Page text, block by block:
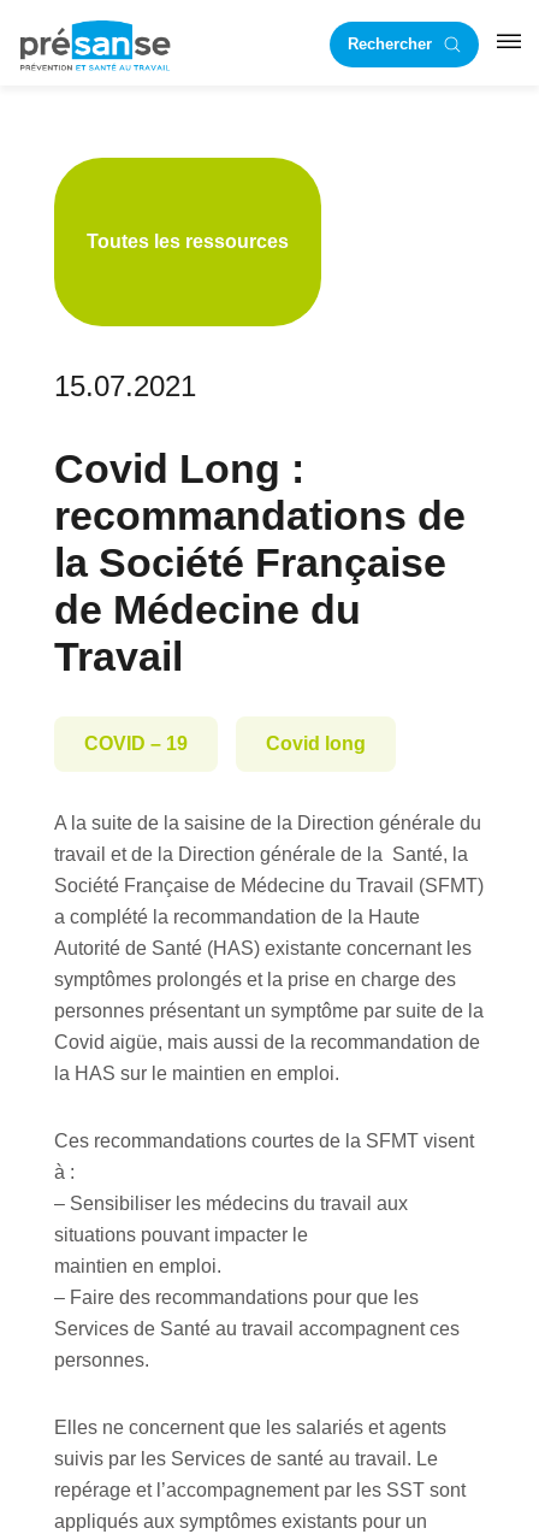
principale
RechercherRST
Toutes les ressources
15.07.2021
Covid Long :
recommandations de
la Société Française
de Médecine du
Travail
COVID – 19 Covid long
A la suite de la saisine de la Direction générale du
travail et de la Direction générale de la Santé, la
Société Française de Médecine du Travail (SFMT)
a complété la recommandation de la Haute
Autorité de Santé (HAS) existante concernant les
symptômes prolongés et la prise en charge des
personnes présentant un symptôme par suite de la
Covid aigüe, mais aussi de la recommandation de
la HAS sur le maintien en emploi.
Ces recommandations courtes de la SFMT visent
à :
– Sensibiliser les médecins du travail aux
situations pouvant impacter le
maintien en emploi.
– Faire des recommandations pour que les
Services de Santé au travail accompagnent ces
personnes.
Elles ne concernent que les salariés et agents
suivis par les Services de santé au travail. Le
repérage et l’accompagnement par les SST sont
appliqués aux symptômes existants pour un